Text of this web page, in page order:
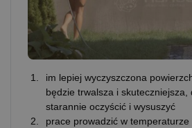
im lepiej wyczyszczona
będzie trwalsza i skuteczniejsza,
starannie oczyścić i wysuszyć
prace prowadzić w temperaturze